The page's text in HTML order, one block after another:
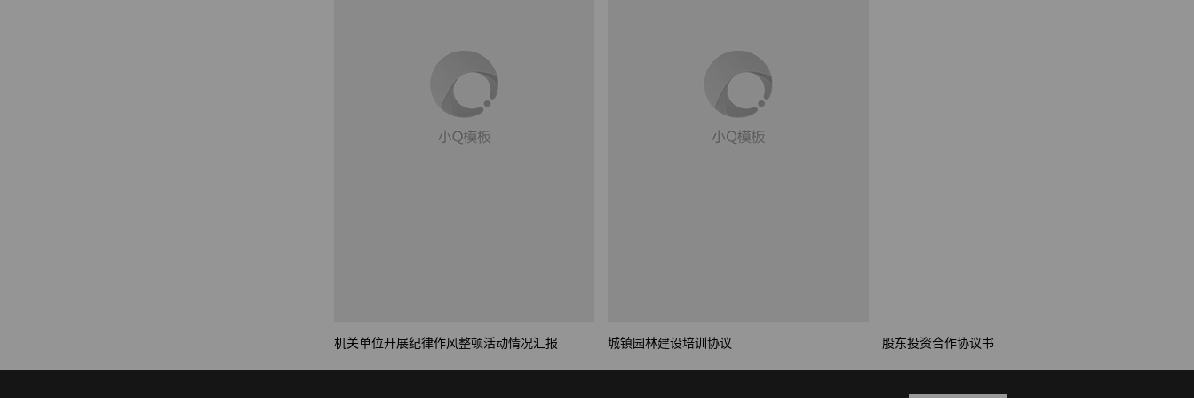
城镇园林建设培训协议 股东投资合作协议书